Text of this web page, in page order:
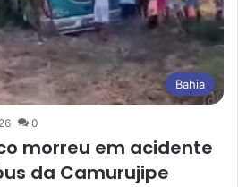
Bahia
0
morreu em acidente
da Camurujipe